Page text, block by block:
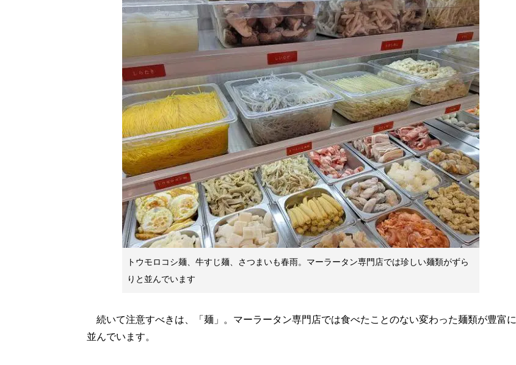
トウモロコシ麺、牛すじ麺、さつまいも春雨。マーラータン専門店では珍しい麺類がずら
りと並んでいます
続いて注意すべきは、「麺」。マーラータン専門店では食べたことのない変わった麺類が豊富に
並んでいます。